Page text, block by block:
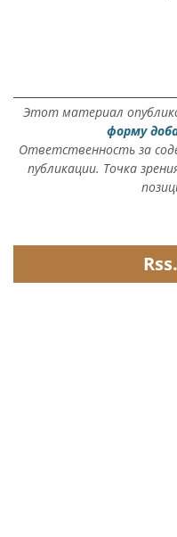
Этот материал
форму
Ответственность за
публикации. Точка